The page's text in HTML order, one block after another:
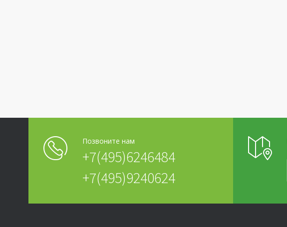
Позвоните нам
+7(495)6246484
+7(495)9240624